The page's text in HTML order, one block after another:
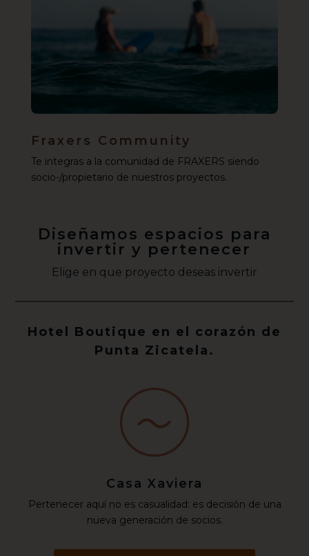
Fraxers Community
Te integras a la comunidad de FRAXERS siendo
socio-/propietario de nuestros proyectos.
Diseñamos espacios para
invertir y pertenecer
Elige en que proyecto deseas invertir
Hotel Boutique en el corazón de
Punta Zicatela.
Casa Xaviera
Pertenecer aquí no es casualidad: es decisión de una
nueva generación de socios.